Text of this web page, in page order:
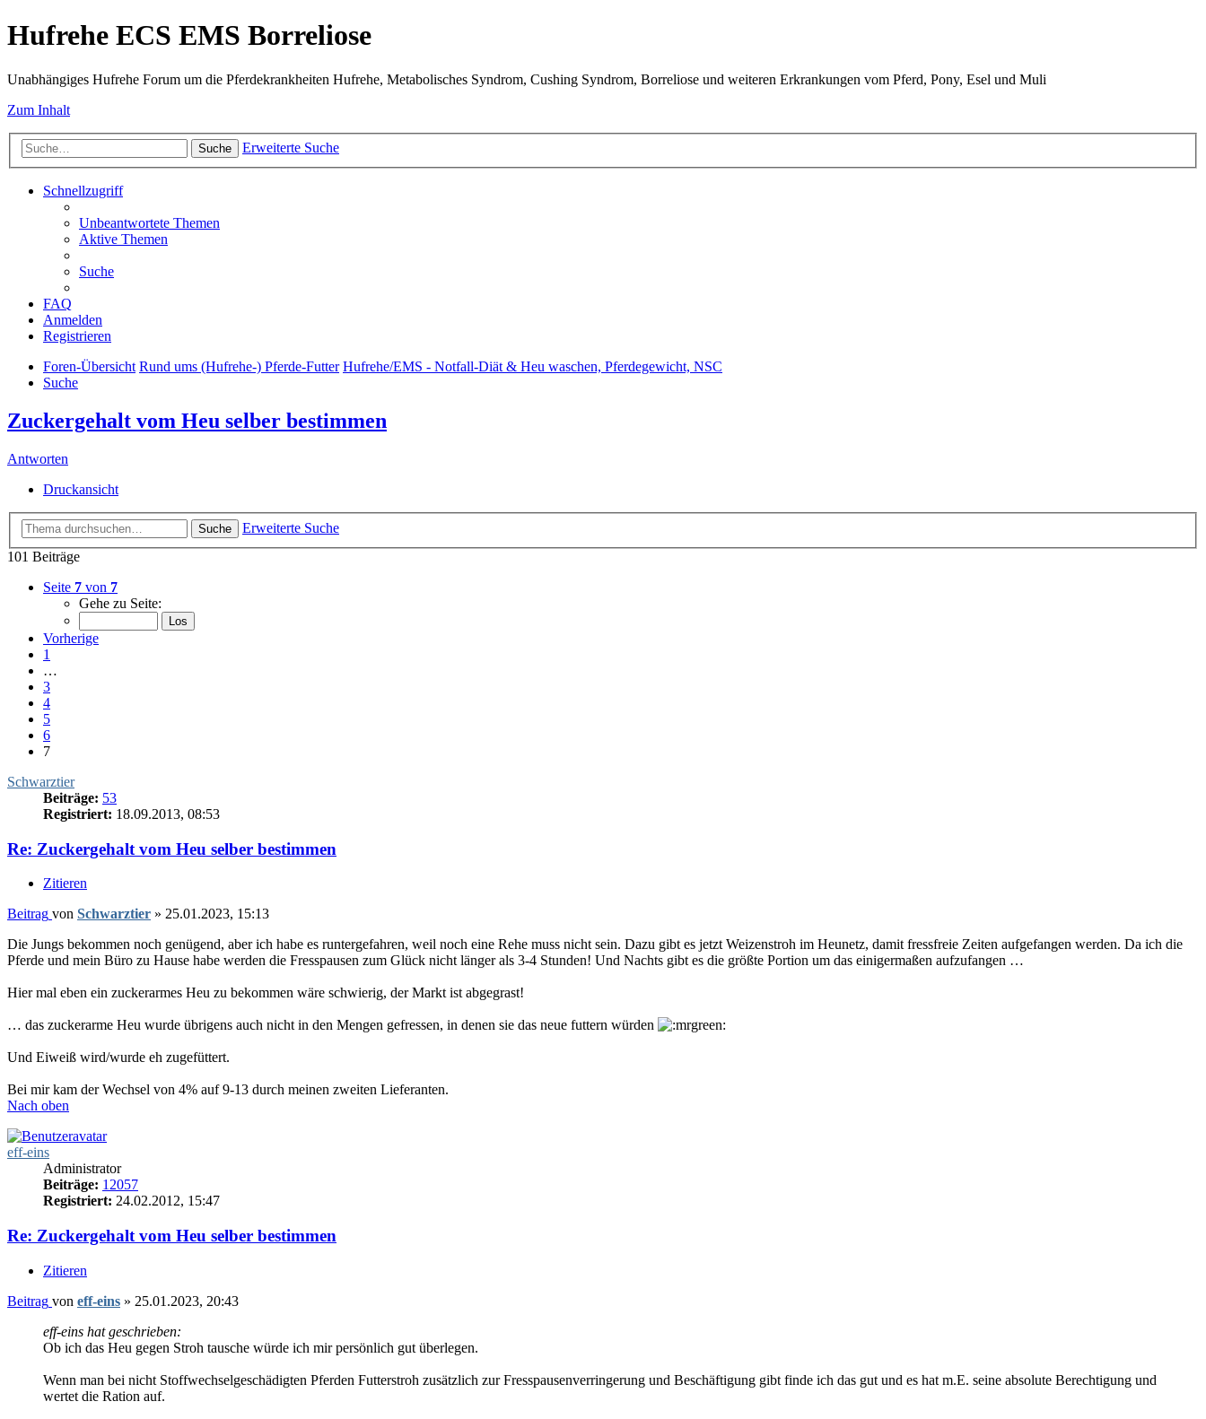
Hufrehe ECS EMS Borreliose
Unabhängiges Hufrehe Forum um die Pferdekrankheiten Hufrehe, Metabolisches Syndrom, Cushing Syndrom, Borreliose und weiteren Erkrankungen vom Pferd, Pony, Esel und Muli
Zum Inhalt
Suche Erweiterte Suche
Schnellzugriff
Unbeantwortete Themen
Aktive Themen
Suche
FAQ
Anmelden
Registrieren
Foren-Übersicht Rund ums (Hufrehe-) Pferde-Futter Hufrehe/EMS - Notfall-Diät & Heu waschen, Pferdegewicht, NSC
Suche
Zuckergehalt vom Heu selber bestimmen
Antworten
Druckansicht
Suche
Erweiterte Suche
101 Beiträge
Seite 7 von 7
Gehe zu Seite:
Vorherige
1
…
3
4
5
6
7
Schwarztier
Beiträge: 53
Registriert: 18.09.2013, 08:53
Re: Zuckergehalt vom Heu selber bestimmen
Zitieren
Beitrag von Schwarztier » 25.01.2023, 15:13
Die Jungs bekommen noch genügend, aber ich habe es runtergefahren, weil noch eine Rehe muss nicht sein. Dazu gibt es jetzt Weizenstroh im Heunetz, damit fressfreie Zeiten aufgefangen werden. Da ich die
Pferde und mein Büro zu Hause habe werden die Fresspausen zum Glück nicht länger als 3-4 Stunden! Und Nachts gibt es die größte Portion um das einigermaßen aufzufangen …
Hier mal eben ein zuckerarmes Heu zu bekommen wäre schwierig, der Markt ist abgegrast!
… das zuckerarme Heu wurde übrigens auch nicht in den Mengen gefressen, in denen sie das neue futtern würden
Und Eiweiß wird/wurde eh zugefüttert.
Bei mir kam der Wechsel von 4% auf 9-13 durch meinen zweiten Lieferanten.
Nach oben
eff-eins
Administrator
Beiträge: 12057
Registriert: 24.02.2012, 15:47
Re: Zuckergehalt vom Heu selber bestimmen
Zitieren
Beitrag von eff-eins » 25.01.2023, 20:43
eff-eins hat geschrieben:
Ob ich das Heu gegen Stroh tausche würde ich mir persönlich gut überlegen.
Wenn man bei nicht Stoffwechselgeschädigten Pferden Futterstroh zusätzlich zur Fresspausenverringerung und Beschäftigung gibt finde ich das gut und es hat m.E. seine absolute Berechtigung und
wertet die Ration auf.